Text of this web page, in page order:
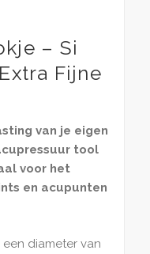
– Si
Fijne
van je eigen
tool
voor het
en acupunten
diameter van